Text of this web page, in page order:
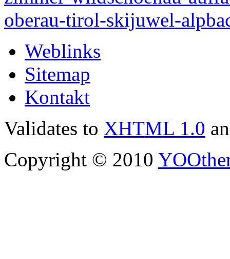
Weblinks
Sitemap
Kontakt
Validates to XHTML 1.0
Copyright © 2010